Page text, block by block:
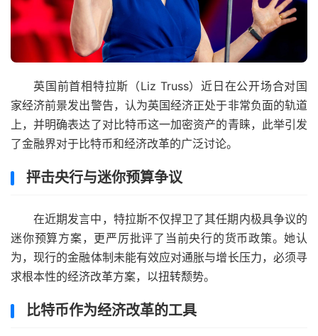
英国前首相特拉斯（Liz Truss）近日在公开场合对国
家经济前景发出警告，认为英国经济正处于非常负面的轨道
上，并明确表达了对比特币这一加密资产的青睐，此举引发
了金融界对于比特币和经济改革的广泛讨论。
抨击央行与迷你预算争议
在近期发言中，特拉斯不仅捍卫了其任期内极具争议的
迷你预算方案，更严厉批评了当前央行的货币政策。她认
为，现行的金融体制未能有效应对通胀与增长压力，必须寻
求根本性的经济改革方案，以扭转颓势。
比特币作为经济改革的工具